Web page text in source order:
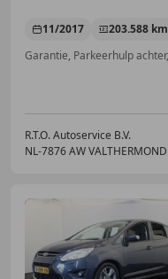
11/2017 203.588 km
R.T.O. Autoservice B.V.
NL-7876 AW VALTHERMOND